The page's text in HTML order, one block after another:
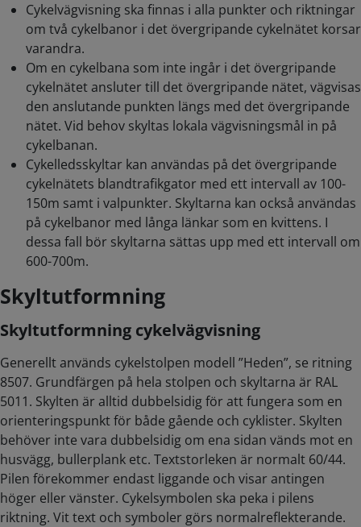
Cykelvägvisning ska finnas i alla punkter och riktningar
om två cykelbanor i det övergripande cykelnätet korsar
varandra.
Om en cykelbana som inte ingår i det övergripande
cykelnätet ansluter till det övergripande nätet, vägvisas
den anslutande punkten längs med det övergripande
nätet. Vid behov skyltas lokala vägvisningsmål in på
cykelbanan.
Cykelledsskyltar kan användas på det övergripande
cykelnätets blandtrafikgator med ett intervall av 100-
150m samt i valpunkter. Skyltarna kan också användas
på cykelbanor med långa länkar som en kvittens. I
dessa fall bör skyltarna sättas upp med ett intervall om
600-700m.
Skyltutformning
Skyltutformning cykelvägvisning
Generellt används cykelstolpen modell ”Heden”, se ritning
8507. Grundfärgen på hela stolpen och skyltarna är RAL
5011. Skylten är alltid dubbelsidig för att fungera som en
orienteringspunkt för både gående och cyklister. Skylten
behöver inte vara dubbelsidig om ena sidan vänds mot en
husvägg, bullerplank etc. Textstorleken är normalt 60/44.
Pilen förekommer endast liggande och visar antingen
höger eller vänster. Cykelsymbolen ska peka i pilens
riktning. Vit text och symboler görs normalreflekterande.